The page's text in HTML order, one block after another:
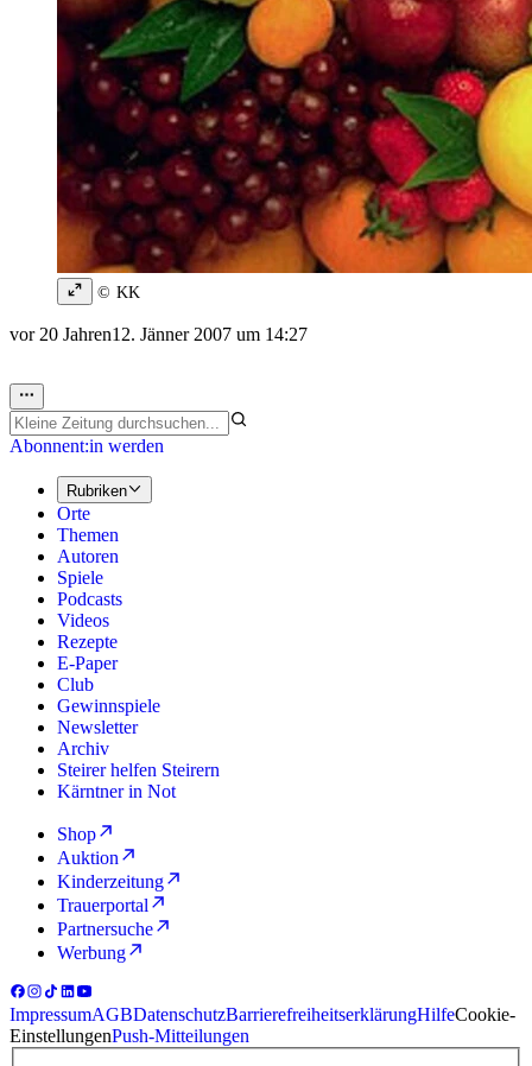
© KK
vor 20 Jahren12. Jänner 2007 um 14:27
Abonnent:in werden
Rubriken
Orte
Themen
Autoren
Spiele
Podcasts
Videos
Rezepte
E-Paper
Club
Gewinnspiele
Newsletter
Archiv
Steirer helfen Steirern
Kärntner in Not
Shop
Auktion
Kinderzeitung
Trauerportal
Partnersuche
Werbung
ImpressumAGBDatenschutzBarrierefreiheitserklärungHilfeCookie-
EinstellungenPush-Mitteilungen